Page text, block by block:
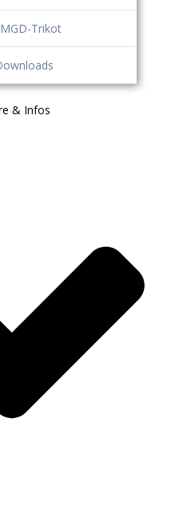
Trikot
& Infos